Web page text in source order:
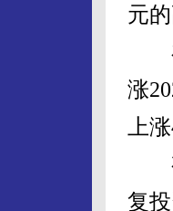
元
在
涨
上
有
复